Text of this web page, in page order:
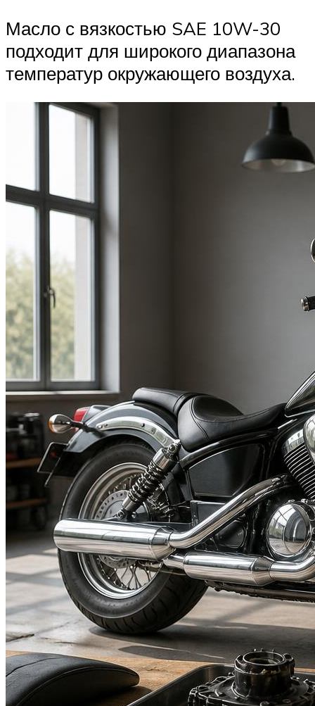
Масло с вязкостью SAE 10W-30
подходит для широкого диапазона
температур окружающего воздуха.